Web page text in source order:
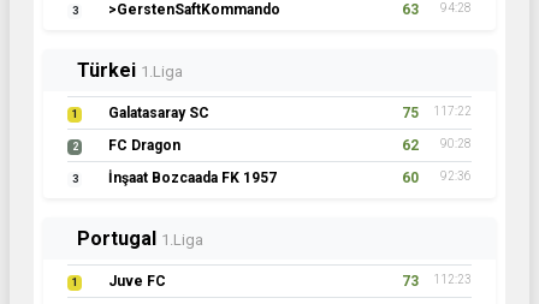
3 >GerstenSaftKommando 63 94:28
Türkei 1.Liga
1 Galatasaray SC 75 117:22
2 FC Dragon 62 90:28
3 İnşaat Bozcaada FK 1957 60 92:36
Portugal 1.Liga
1 Juve FC 73 112:23